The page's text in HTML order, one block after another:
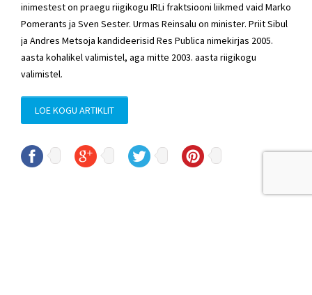
inimestest on praegu riigikogu IRLi fraktsiooni liikmed vaid Marko
Pomerants ja Sven Sester. Urmas Reinsalu on minister. Priit Sibul
ja Andres Metsoja kandideerisid Res Publica nimekirjas 2005.
aasta kohalikel valimistel, aga mitte 2003. aasta riigikogu
valimistel.
LOE KOGU ARTIKLIT